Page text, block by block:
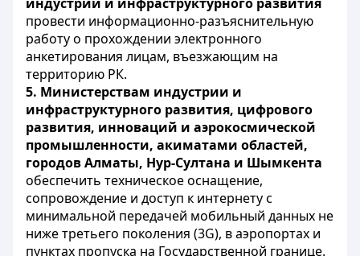
провести информационно-разъяснительную
работу о прохождении электронного
анкетирования лицам, въезжающим на
территорию РК.
5. Министерствам индустрии и
инфраструктурного развития, цифрового
развития, инноваций и аэрокосмической
промышленности, акиматами областей,
городов Алматы, Нур-Султана и Шымкента
обеспечить техническое оснащение,
сопровождение и доступ к интернету с
минимальной передачей мобильный данных не
ниже третьего поколения (3G), в аэропортах и
пунктах пропуска на Государственной границе.